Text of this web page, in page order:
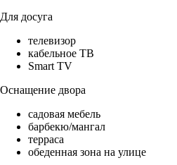
Для досуга
телевизор
кабельное ТВ
Smart TV
Оснащение двора
садовая мебель
барбекю/мангал
терраса
обеденная зона на улице